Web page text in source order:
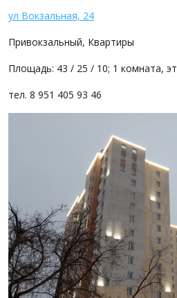
ул Вокзальная, 24
Привокзальный, Квартиры
Площадь: 43 / 25 / 10; 1 комната,
тел. 8 951 405 93 46